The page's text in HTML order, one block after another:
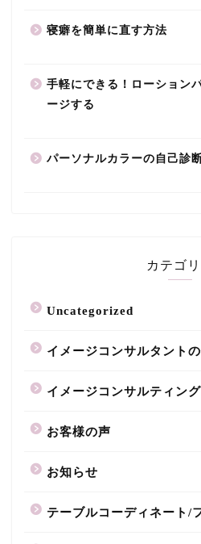
寝癖を簡単に直す方法
手軽にできる！ローション
ージする
パーソナルカラーの自己診
カテゴ
Uncategorized
イメージコンサルタント
イメージコンサルティング
お客様の声
お知らせ
テーブルコーディネート/